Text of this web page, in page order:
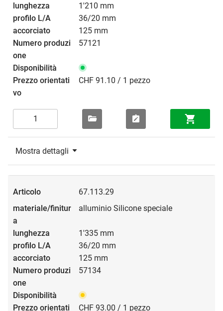
1'210 mm
36/20 mm
125 mm
57121
CHF 91.10 / 1 pezzo
Mostra dettagli
67.113.29
alluminio Silicone speciale
1'335 mm
36/20 mm
125 mm
57134
CHF 93.00 / 1 pezzo